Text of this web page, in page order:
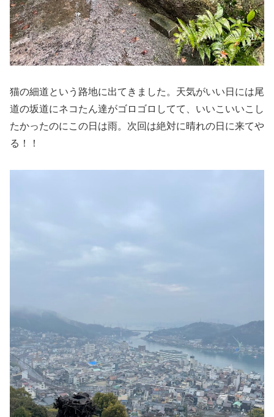
猫の細道という路地に出てきました。天気がいい日には尾
道の坂道にネコたん達がゴロゴロしてて、いいこいいこし
たかったのにこの日は雨。次回は絶対に晴れの日に来てや
る！！